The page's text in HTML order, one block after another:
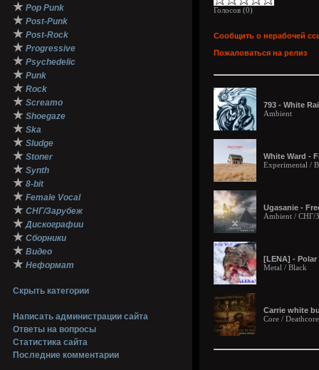
★ Pop Punk
★ Post-Punk
★ Post-Rock
★ Progressive
★ Psychedelic
★ Punk
★ Rock
★ Screamo
★ Shoegaze
★ Ska
★ Sludge
★ Stoner
★ Synth
★ 8-bit
★ Female Vocal
★ СНГ/Зарубеж
★ Дискографии
★ Сборники
★ Видео
★ Неформат
Скрыть категории
Написать администрации сайта
Ответы на вопросы
Статистика сайта
Последние комментарии
Голосов (0)
Сообщить о нерабочей
Пожаловаться на релиз
793 - White
Ambient
White Ward -
Experimental /
Ugasanie -
Ambient / СНГ/
[LENA] - Polar
Metal / Black
Carrie white
Core / Deathcore